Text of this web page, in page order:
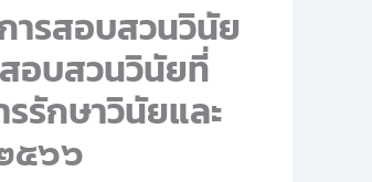
ารสอบสวนวินัย
อบสวนวินัยที่
รักษาวินัยและ
๕๖๖